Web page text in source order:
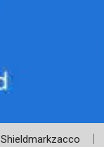
Shieldmarkzacco